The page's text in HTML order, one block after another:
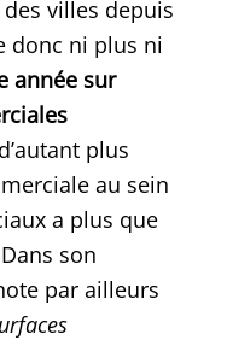
villes depuis
donc ni plus ni
année sur
plus
au sein
a plus que
son
par ailleurs